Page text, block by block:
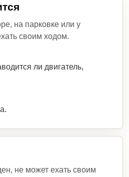
на парковке или у
своим ходом.
ли двигатель,
не может ехать своим